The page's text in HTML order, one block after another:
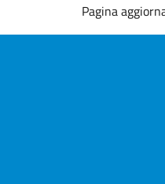
Pagina